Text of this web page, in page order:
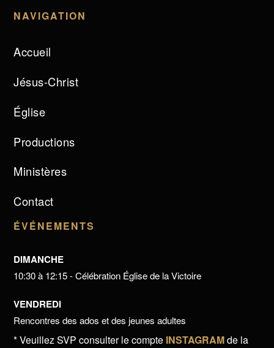
NAVIGATION
Accueil
Jésus-Christ
Église
Productions
Ministères
Contact
ÉVÉNEMENTS
DIMANCHE
10:30 à 12:15 - Célébration Église de la Victoire
VENDREDI
Rencontres des ados et des jeunes adultes
* Veuillez SVP consulter le compte INSTAGRAMde la